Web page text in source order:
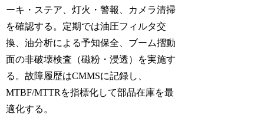
ーキ・ステア、灯火・警報、カメラ清掃
を確認する。定期では油圧フィルタ交
換、油分析による予知保全、ブーム摺動
面の非破壊検査（磁粉・浸透）を実施す
る。故障履歴はCMMSに記録し、
MTBF/MTTRを指標化して部品在庫を最
適化する。